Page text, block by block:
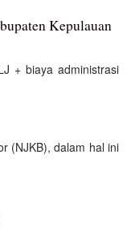
Kepulauan
+ biaya administrasi
(NJKB), dalam hal ini